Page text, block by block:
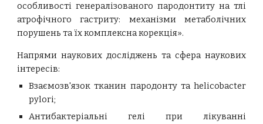
особливості генералізованого пародонтиту на тлі
атрофічного гастриту: механізми метаболічних
порушень та їх комплексна корекція».
Напрями наукових досліджень та сфера наукових
інтересів:
Взаємозв'язок тканин пародонту та helicobacter
pylori;
Антибактеріальні гелі при лікуванні